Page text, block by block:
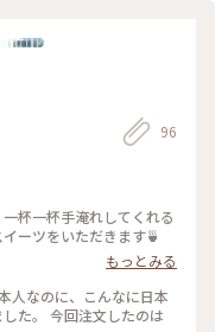
スやハーブものっていて
が、私は好きですね！ #
96
杯一杯手淹れしてくれる
ーツをいただきます🍵
もっとみる
人なのに、こんなに日本
たのは